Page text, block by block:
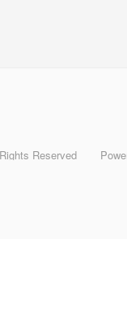
Reserved